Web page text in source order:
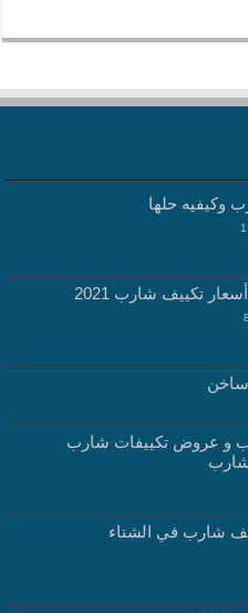
وكيفيه حلها
تكييف شارب 2021
و عروض تكييفات شارب
شارب
شارب في الشتاء